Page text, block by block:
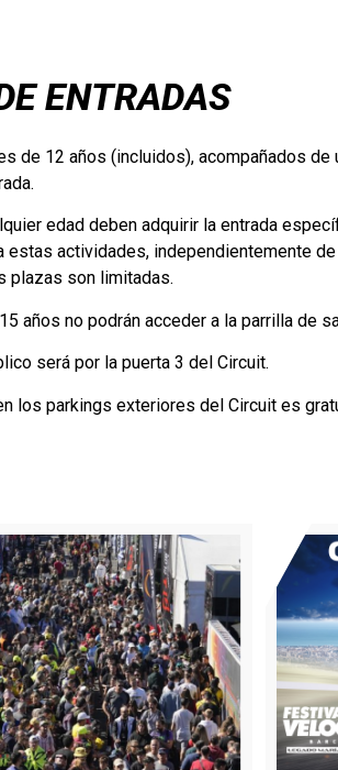
ENTRADAS
de 12 años (incluidos), acompañados de
edad deben adquirir la entrada
estas actividades, independientemente
plazas son limitadas.
años no podrán acceder a la parrilla de
será por la puerta 3 del Circuit.
los parkings exteriores del Circuit es